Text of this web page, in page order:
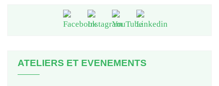
ATELIERS ET EVENEMENTS